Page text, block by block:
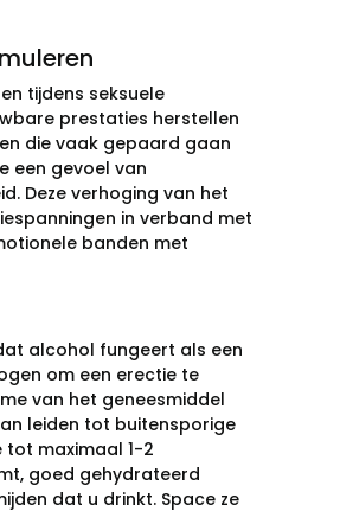
tijdens seksuele
prestaties herstellen
die vaak gepaard gaan
een gevoel van
Deze verhoging van het
in verband met
banden met
alcohol fungeert als een
om een erectie te
van het geneesmiddel
leiden tot buitensporige
tot maximaal 1-2
goed gehydrateerd
dat u drinkt. Space ze